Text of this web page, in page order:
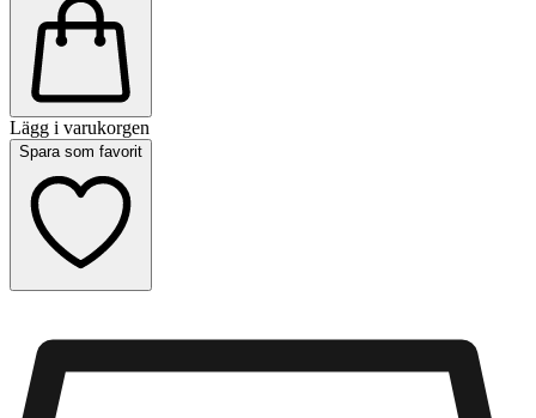
Lägg i varukorgen
Spara som favorit